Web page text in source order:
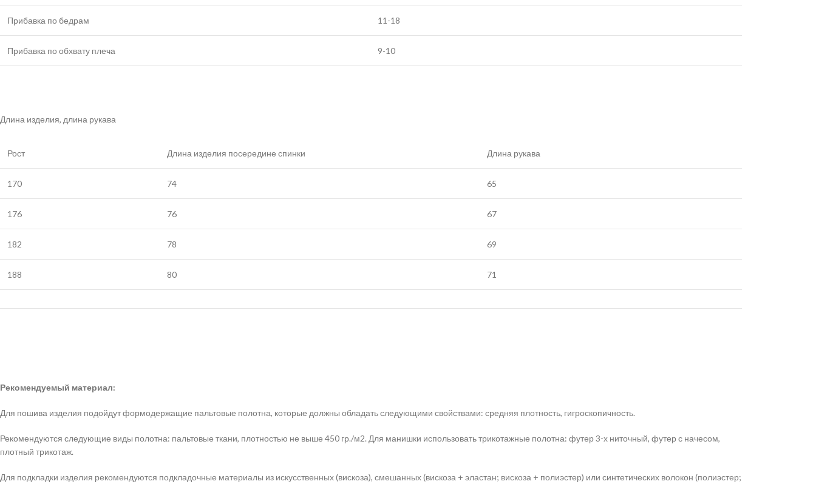
Прибавка по бедрам 11-18
Прибавка по обхвату плеча 9-10
Длина изделия, длина рукава
Рост Длина изделия посередине спинки Длина рукава
170 74 65
176 76 67
182 78 69
188 80 71
Рекомендуемый материал:
Для пошива изделия подойдут формодержащие пальтовые полотна, которые должны обладать следующими свойствами: средняя плотность, гигроскопичность.
Рекомендуются следующие виды полотна: пальтовые ткани, плотностью не выше 450 гр./м2. Для манишки использовать трикотажные полотна: футер 3-х ниточный, футер с начесом,
плотный трикотаж.
Для подкладки изделия рекомендуются подкладочные материалы из искусственных (вискоза), смешанных (вискоза + эластан; вискоза + полиэстер) или синтетических волокон (полиэстер;